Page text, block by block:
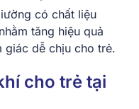
có chất liệu
tăng hiệu quả
giác dễ chịu cho trẻ.
cho trẻ tại